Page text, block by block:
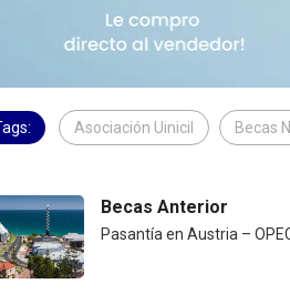
Asociación Uinicil Becas
Becas Anterior
Pasantía en Austria –